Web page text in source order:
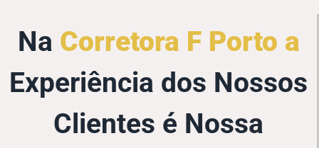
Na Corretora F Porto a
Experiência dos Nossos
Clientes é Nossa